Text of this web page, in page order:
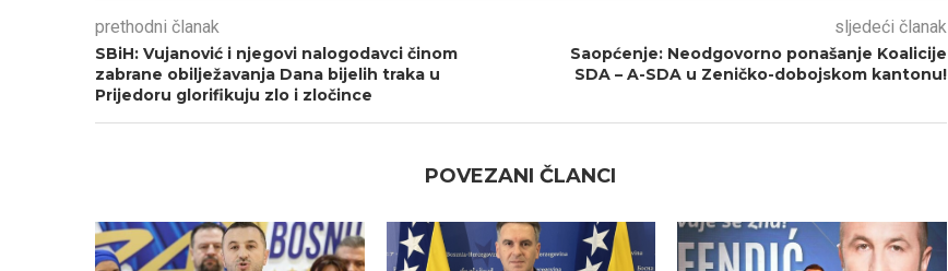
prethodni članak
SBiH: Vujanović i njegovi nalogodavci činom
zabrane obilježavanja Dana bijelih traka u
Prijedoru glorifikuju zlo i zločince
sljedeći članak
Saopćenje: Neodgovorno ponašanje Koalicije
SDA – A-SDA u Zeničko-dobojskom kantonu!
POVEZANI ČLANCI